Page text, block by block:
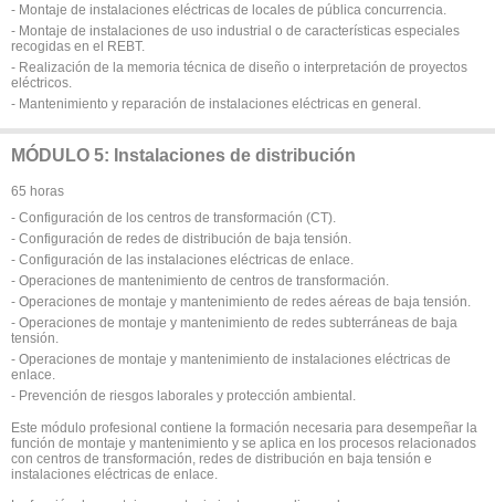
- Montaje de instalaciones eléctricas de locales de pública concurrencia.
- Montaje de instalaciones de uso industrial o de características especiales
recogidas en el REBT.
- Realización de la memoria técnica de diseño o interpretación de proyectos
eléctricos.
- Mantenimiento y reparación de instalaciones eléctricas en general.
MÓDULO 5: Instalaciones de distribución
65 horas
- Configuración de los centros de transformación (CT).
- Configuración de redes de distribución de baja tensión.
- Configuración de las instalaciones eléctricas de enlace.
- Operaciones de mantenimiento de centros de transformación.
- Operaciones de montaje y mantenimiento de redes aéreas de baja tensión.
- Operaciones de montaje y mantenimiento de redes subterráneas de baja
tensión.
- Operaciones de montaje y mantenimiento de instalaciones eléctricas de
enlace.
- Prevención de riesgos laborales y protección ambiental.
Este módulo profesional contiene la formación necesaria para desempeñar la
función de montaje y mantenimiento y se aplica en los procesos relacionados
con centros de transformación, redes de distribución en baja tensión e
instalaciones eléctricas de enlace.